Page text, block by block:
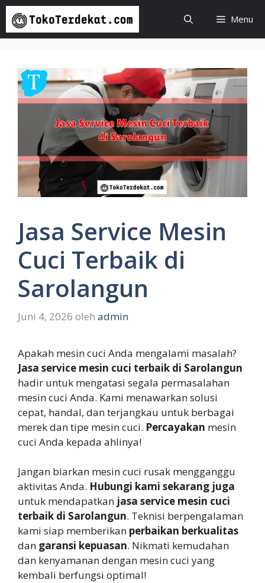
Langsung
isi
Menu
Jasa Service Mesin
Cuci Terbaik di
Sarolangun
Juni 4, 2026 oleh admin
Apakah mesin cuci Anda mengalami masalah?
Jasa service mesin cuci terbaik di Sarolangun
hadir untuk mengatasi segala permasalahan
mesin cuci Anda. Kami menawarkan solusi
cepat, handal, dan terjangkau untuk berbagai
merek dan tipe mesin cuci. Percayakan mesin
cuci Anda kepada ahlinya!
Jangan biarkan mesin cuci rusak mengganggu
aktivitas Anda. Hubungi kami sekarang juga
untuk mendapatkan jasa service mesin cuci
terbaik di Sarolangun. Teknisi berpengalaman
kami siap memberikan perbaikan berkualitas
dan garansi kepuasan. Nikmati kemudahan
dan kenyamanan dengan mesin cuci yang
kembali berfungsi optimal!